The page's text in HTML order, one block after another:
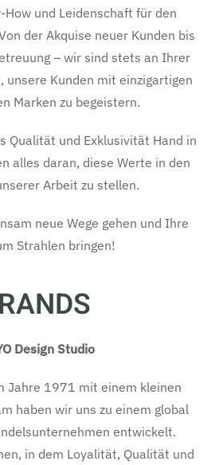
How und Leidenschaft für den
der Akquise neuer Kunden bis
– wir sind stets an Ihrer
unsere Kunden mit einzigartigen
Marken zu begeistern.
Qualität und Exklusivität Hand in
alles daran, diese Werte in den
Arbeit zu stellen.
neue Wege gehen und Ihre
Strahlen bringen!
Design Studio
Jahre 1971 mit einem kleinen
haben wir uns zu einem global
entwickelt.
in dem Loyalität, Qualität und